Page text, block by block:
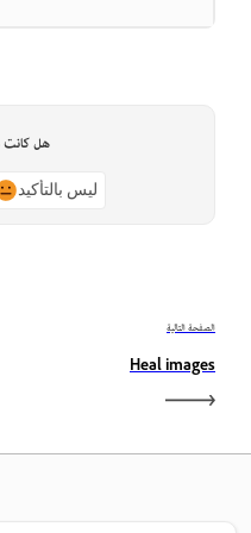
هل كانت
ليس بالتأكيد
الصفحة التالية
Heal images